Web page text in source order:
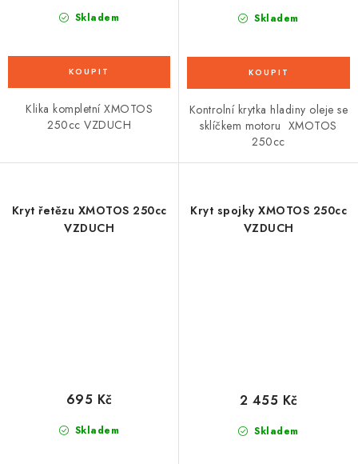
Skladem
Klika kompletní XMOTOS
250cc VZDUCH
Skladem
Kontrolní krytka hladiny oleje se
sklíčkem motoru XMOTOS
250cc
Kryt řetězu XMOTOS 250cc
VZDUCH
Skladem
695 Kč
Kryt spojky XMOTOS 250cc
VZDUCH
Skladem
2 455 Kč